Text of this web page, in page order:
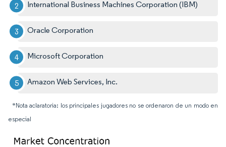
International Business Machines Corporation (IBM)
Oracle Corporation
Microsoft Corporation
Amazon Web Services, Inc.
*Nota aclaratoria: los principales jugadores no se ordenaron de un modo en
especial